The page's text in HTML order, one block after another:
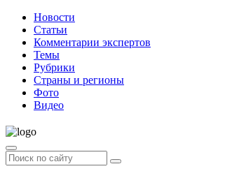
Новости
Статьи
Комментарии экспертов
Темы
Рубрики
Страны и регионы
Фото
Видео